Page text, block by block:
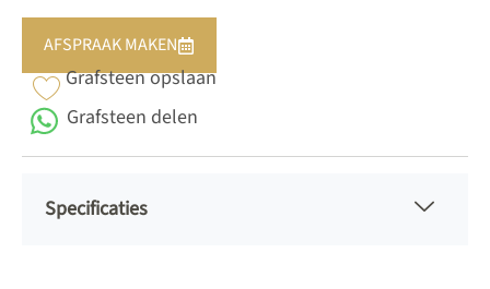
AFSPRAAK MAKEN
Grafsteen opslaan
Grafsteen delen
Specificaties